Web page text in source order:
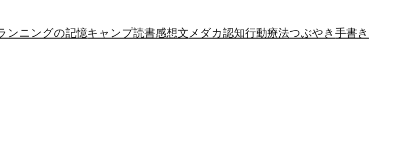
ンニングの記憶キャンプ読書感想文メダカ認知行動療法つぶやき手書き